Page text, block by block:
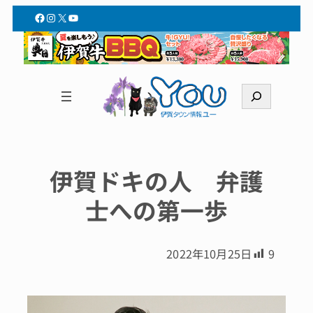
Facebook
Instagram
X YouTube
索
伊賀ドキの人 弁護
士への第一歩
2022年10月25日 9